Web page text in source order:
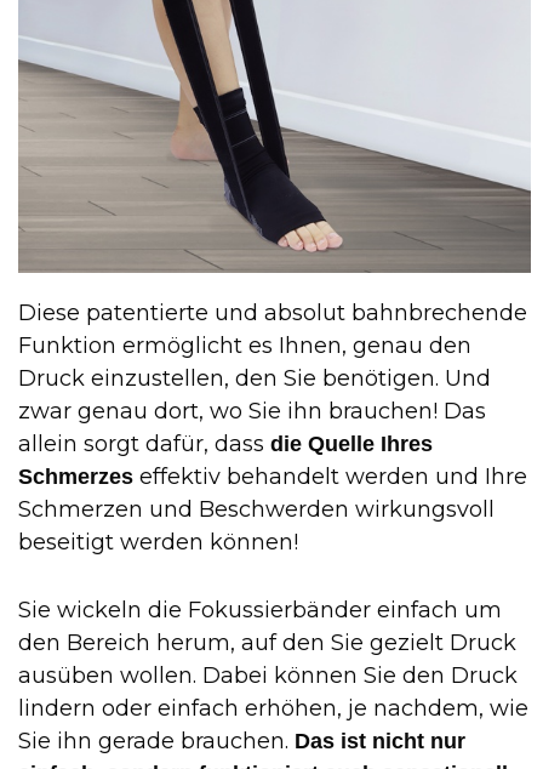
Diese patentierte und absolut bahnbrechende
Funktion ermöglicht es Ihnen, genau den
Druck einzustellen, den Sie benötigen. Und
zwar genau dort, wo Sie ihn brauchen! Das
allein sorgt dafür, dass die Quelle Ihres
Schmerzes effektiv behandelt werden und Ihre
Schmerzen und Beschwerden wirkungsvoll
beseitigt werden können!
Sie wickeln die Fokussierbänder einfach um
den Bereich herum, auf den Sie gezielt Druck
ausüben wollen. Dabei können Sie den Druck
lindern oder einfach erhöhen, je nachdem, wie
Sie ihn gerade brauchen. Das ist nicht nur